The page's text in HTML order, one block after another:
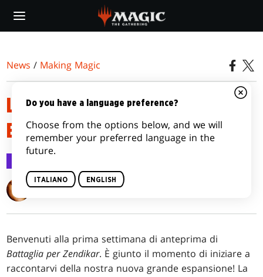
main
News / Making Magic
LA PREPARAZIONE PER LA
BATTAGLIA, PARTE 1
Mark Rosewater
Benvenuti alla prima settimana di anteprima di
Battaglia per Zendikar. È giunto il momento di iniziare a
raccontarvi della nostra nuova grande espansione! La
Do you have a language preference?
Choose from the options below, and we will
remember your preferred language in the
future.
ITALIANO ENGLISH